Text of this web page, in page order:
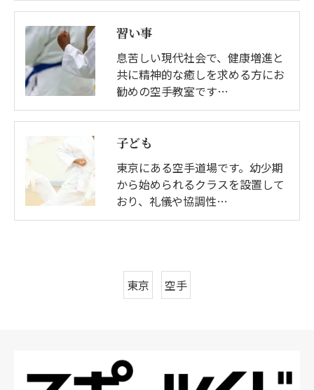
習い事
息苦しい現代社会で、健康増進と
共に精神的な癒しを求める方にお
勧めの空手教室です…
子ども
東京にある空手道場です。幼少期
から始められるクラスを設置して
おり、礼儀や協調性…
東京 空手